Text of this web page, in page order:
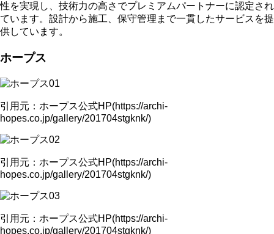
性を実現し、技術力の高さでプレミアムパートナーに認定され
ています。設計から施工、保守管理まで一貫したサービスを提
供しています。
ホープス
引用元：ホープス公式HP(https://archi-
hopes.co.jp/gallery/201704stgknk/)
引用元：ホープス公式HP(https://archi-
hopes.co.jp/gallery/201704stgknk/)
引用元：ホープス公式HP(https://archi-
hopes.co.jp/gallery/201704stgknk/)